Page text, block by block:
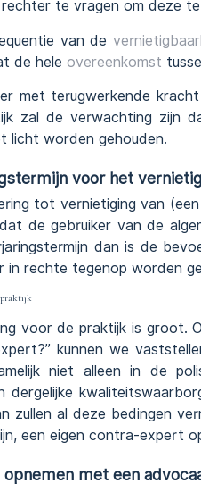
te vragen om deze
van de
de hele overeenkomst
met terugwerkende
zal de verwachting zijn
licht worden gehouden.
voor het
tot vernietiging van
de gebruiker van de
dan is de
in rechte tegenop worden
praktijk
voor de praktijk is groot.
kunnen we
niet alleen in de
dergelijke
zullen al deze bedingen
een eigen contra-expert
opnemen met een